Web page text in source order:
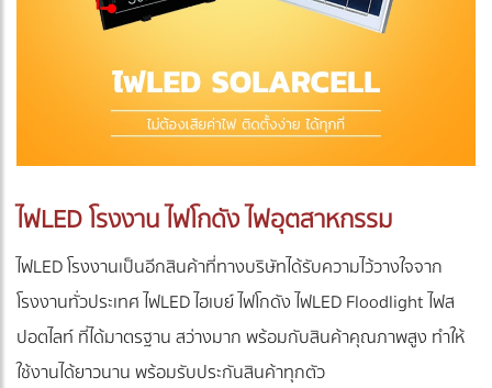
ไฟLED โรงงาน ไฟโกดัง ไฟอุตสาหกรรม
ไฟLED โรงงานเป็นอีกสินค้าที่ทางบริษัทได้รับความไว้วางใจจาก
โรงงานทั่วประเทศ ไฟLED ไฮเบย์ ไฟโกดัง ไฟLED Floodlight ไฟส
ปอตไลท์ ที่ได้มาตรฐาน สว่างมาก พร้อมกับสินค้าคุณภาพสูง ทำให้
ใช้งานได้ยาวนาน พร้อมรับประกันสินค้าทุกตัว